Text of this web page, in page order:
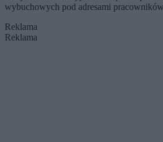
wybuchowych pod adresami
Reklama
Reklama